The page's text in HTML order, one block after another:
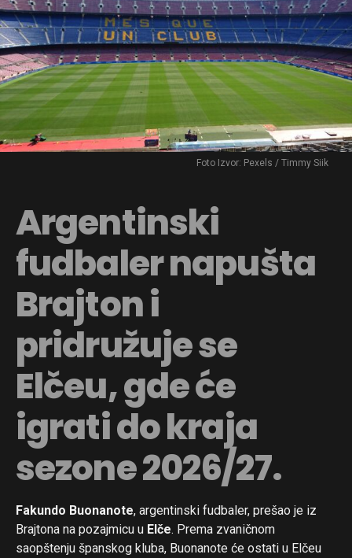
Foto Izvor: Pexels / Timmy Siik
Argentinski
fudbaler napušta
Brajton i
pridružuje se
Elčeu, gde će
igrati do kraja
sezone 2026/27.
Fakundo Buonanote, argentinski fudbaler, prešao je iz
Brajtona na pozajmicu u Elče. Prema zvaničnom
saopštenju španskog kluba, Buonanote će ostati u Elčeu